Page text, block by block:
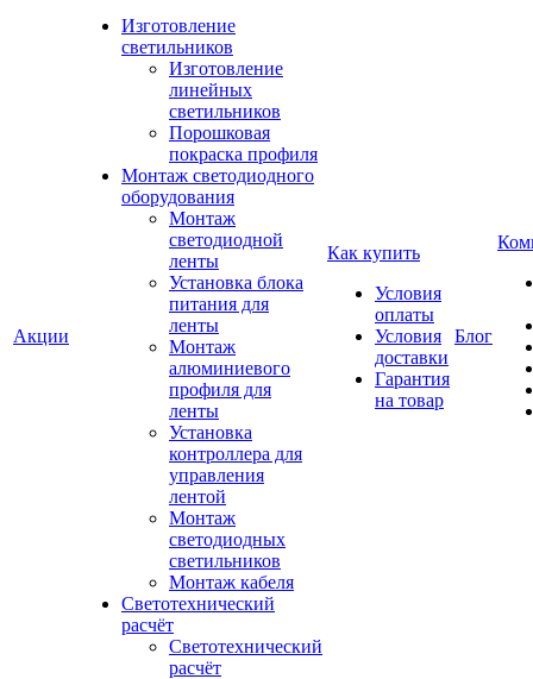
Акции
Изготовление
светильников
Изготовление
линейных
светильников
Порошковая
покраска профиля
Монтаж светодиодного
оборудования
Монтаж
светодиодной
ленты
Установка блока
питания для
ленты
Монтаж
алюминиевого
профиля для
ленты
Установка
контроллера для
управления
лентой
Монтаж
светодиодных
светильников
Монтаж кабеля
Светотехнический
расчёт
Светотехнический
расчёт
Как купить
Условия
оплаты
Условия
доставки
Гарантия
на товар
Блог